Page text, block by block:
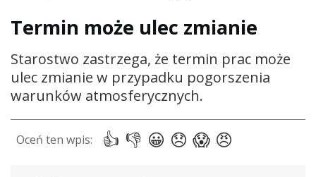
Termin może ulec zmianie
Starostwo zastrzega, że termin prac może
ulec zmianie w przypadku pogorszenia
warunków atmosferycznych.